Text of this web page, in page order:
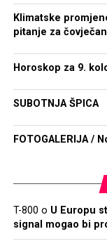
Klimatske
pitanje za
Horoskop za 9.
SUBOTNJA ŠPICA
FOTOGALERIJA /
T-800 o U Europu
signal mogao bi